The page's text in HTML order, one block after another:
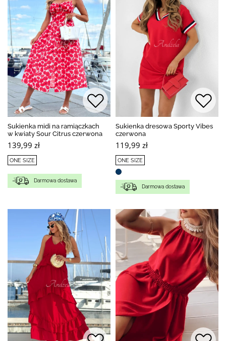
Sukienka midi na ramiączkach
w kwiaty Sour Citrus czerwona
139,99 zł
ONE SIZE
Darmowa dostawa
Sukienka dresowa Sporty Vibes
czerwona
119,99 zł
ONE SIZE
Darmowa dostawa